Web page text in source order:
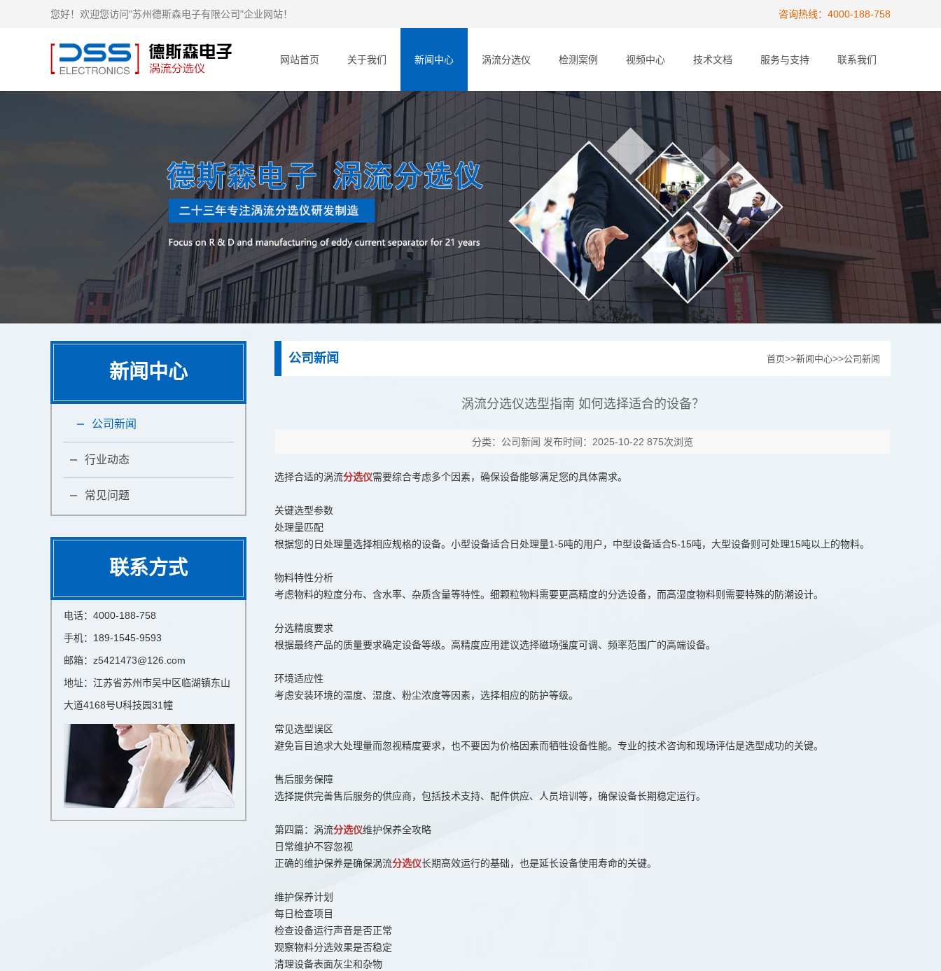
您好！欢迎您访问"苏州德斯森电子有限公司"企业网站！ 咨询热线：4000-188-758
网站首页 关于我们 新闻中心 涡流分选仪 检测案例 视频中心 技术文档 服务与支持 联系我们
新闻中心
公司新闻
行业动态
常见问题
联系方式
电话：4000-188-758
手机：189-1545-9593
邮箱：z5421473@126.com
地址：江苏省苏州市吴中区临湖镇东山
大道4168号U科技园31幢
公司新闻 首页>>新闻中心>>公司新闻
涡流分选仪选型指南 如何选择适合的设备？
分类：公司新闻 发布时间：2025-10-22 875次浏览
选择合适的涡流分选仪需要综合考虑多个因素，确保设备能够满足您的具体需求。
关键选型参数
处理量匹配
根据您的日处理量选择相应规格的设备。小型设备适合日处理量1-5吨的用户，中型设备适合5-15吨，大型设备则可处理15吨以上的物料。
物料特性分析
考虑物料的粒度分布、含水率、杂质含量等特性。细颗粒物料需要更高精度的分选设备，而高湿度物料则需要特殊的防潮设计。
分选精度要求
根据最终产品的质量要求确定设备等级。高精度应用建议选择磁场强度可调、频率范围广的高端设备。
环境适应性
考虑安装环境的温度、湿度、粉尘浓度等因素，选择相应的防护等级。
常见选型误区
避免盲目追求大处理量而忽视精度要求，也不要因为价格因素而牺牲设备性能。专业的技术咨询和现场评估是选型成功的关键。
售后服务保障
选择提供完善售后服务的供应商，包括技术支持、配件供应、人员培训等，确保设备长期稳定运行。
第四篇：涡流分选仪维护保养全攻略
日常维护不容忽视
正确的维护保养是确保涡流分选仪长期高效运行的基础，也是延长设备使用寿命的关键。
维护保养计划
每日检查项目
检查设备运行声音是否正常
观察物料分选效果是否稳定
清理设备表面灰尘和杂物